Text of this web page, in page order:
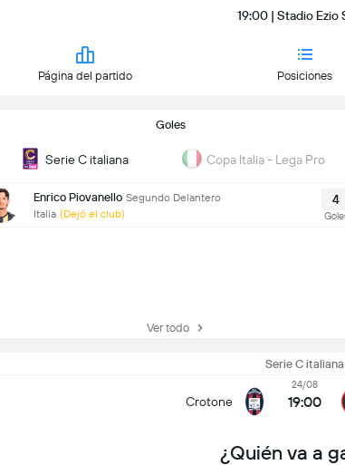
19:00 | Stadio Ezio
Página del partido Posiciones
Goles
Serie C italiana Copa Italia - Lega Pro
Enrico Piovanello Segundo Delantero
Italia (Dejó el club)
4
Ver todo
Serie C italiana
Crotone
24/08
19:00
¿Quién va a